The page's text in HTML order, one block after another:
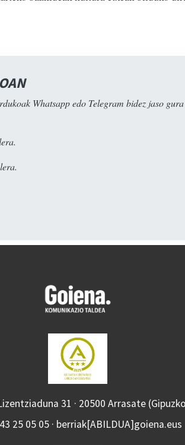
Whatsapp edo Telegram bidez jaso gura
31 · 20500 Arrasate
25 05 05 · berriak[ABILDUA]goiena.eus